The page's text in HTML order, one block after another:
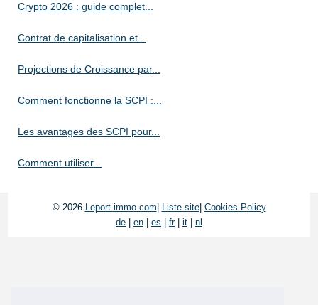
Crypto 2026 : guide complet...
Contrat de capitalisation et...
Projections de Croissance par...
Comment fonctionne la SCPI :...
Les avantages des SCPI pour...
Comment utiliser...
© 2026 Leport-immo.com Liste site| Cookies Policy
de
en es fr| it nl